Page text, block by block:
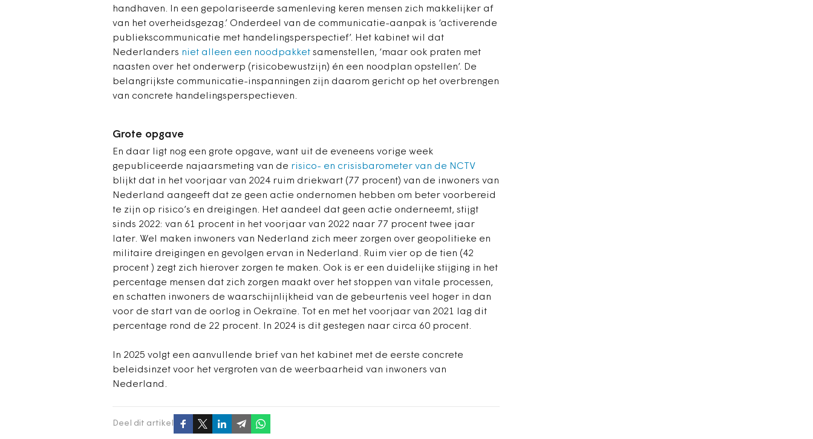
handhaven. In een gepolariseerde samenleving keren mensen zich makkelijker af
van het overheidsgezag.’ Onderdeel van de communicatie-aanpak is ‘activerende
publiekscommunicatie met handelingsperspectief’. Het kabinet wil dat
Nederlanders niet alleen een noodpakket samenstellen, ‘maar ook praten met
naasten over het onderwerp (risicobewustzijn) én een noodplan opstellen’. De
belangrijkste communicatie-inspanningen zijn daarom gericht op het overbrengen
van concrete handelingsperspectieven.
Grote opgave
En daar ligt nog een grote opgave, want uit de eveneens vorige week
gepubliceerde najaarsmeting van de risico- en crisisbarometer van de NCTV
blijkt dat in het voorjaar van 2024 ruim driekwart (77 procent) van de inwoners van
Nederland aangeeft dat ze geen actie ondernomen hebben om beter voorbereid
te zijn op risico’s en dreigingen. Het aandeel dat geen actie onderneemt, stijgt
sinds 2022: van 61 procent in het voorjaar van 2022 naar 77 procent twee jaar
later. Wel maken inwoners van Nederland zich meer zorgen over geopolitieke en
militaire dreigingen en gevolgen ervan in Nederland. Ruim vier op de tien (42
procent ) zegt zich hierover zorgen te maken. Ook is er een duidelijke stijging in het
percentage mensen dat zich zorgen maakt over het stoppen van vitale processen,
en schatten inwoners de waarschijnlijkheid van de gebeurtenis veel hoger in dan
voor de start van de oorlog in Oekraïne. Tot en met het voorjaar van 2021 lag dit
percentage rond de 22 procent. In 2024 is dit gestegen naar circa 60 procent.
In 2025 volgt een aanvullende brief van het kabinet met de eerste concrete
beleidsinzet voor het vergroten van de weerbaarheid van inwoners van
Nederland.
Deel dit artikel